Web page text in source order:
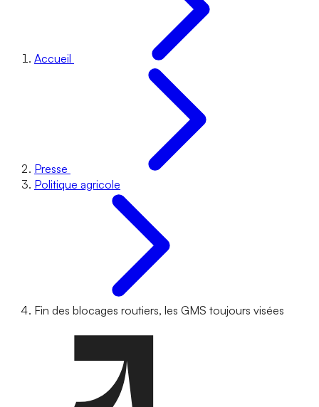
Accueil
Presse
Politique agricole
Fin des blocages routiers, les GMS toujours visées